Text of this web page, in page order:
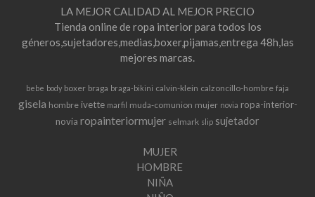
LA MEJOR CALIDAD AL MEJOR PRECIO
Tienda online de ropa interior para todos los
géneros,sujetadores,medias,boxer,pijamas,entrega 48h,las
mejores marcas.
bebe body boxer braga braga-bikini calvin-klein calzoncillo-hombre faja
gisela hombre ivette marfil muda-comunion mujer novia ropa-interior-
novia ropainteriormujer selmark slip sujetador
MUJER
HOMBRE
NIÑA